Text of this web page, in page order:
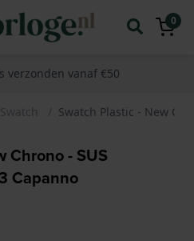
0
verzonden vanaf €50
Swatch Swatch Plastic - New
Chrono - SUS
Capanno